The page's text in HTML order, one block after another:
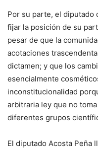
Por su parte, el diputado
fijar la posición de su
pesar de que la
acotaciones
dictamen; y que los
esencialmente
inconstitucionalidad
arbitraria ley que no
diferentes grupos
El diputado Acosta Peña